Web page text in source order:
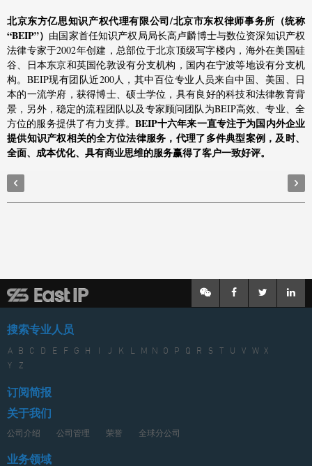
北京东方亿思知识产权代理有限公司/北京市东权律师事务所（统称
“BEIP”） 由国家首任知识产权局局长高卢麟博士与数位资深知识产权
法律专家于2002年创建，总部位于北京顶级写字楼内，海外在美国硅
谷、日本东京和英国伦敦设有分支机构，国内在宁波等地设有分支机
构。BEIP现有团队近200人，其中百位专业人员来自中国、美国、日
本的一流学府，获得博士、硕士学位，具有良好的科技和法律教育背
景，另外，稳定的流程团队以及专家顾问团队为BEIP高效、专业、全
方位的服务提供了有力支撑。 BEIP十六年来一直专注于为国内外企业
提供知识产权相关的全方位法律服务，代理了多件典型案例，及时、
全面、成本优化、具有商业思维的服务赢得了客户一致好评。
搜索专业人员
A B C D E F G H J K L M N O P Q R S U V W X
Y
Z
订阅简报
关于我们
公司介绍 公司管理 荣誉 全球分公司
业务领域